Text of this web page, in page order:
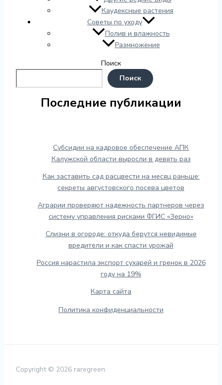
Каудексные растения
Советы по уходу
Полив и влажность
Размножение
Поиск
Поиск
Последние публикации
Субсидии на кадровое обеспечение АПК
Калужской области выросли в девять раз
Как заставить сад расцвести на месяц раньше:
секреты августовского посева цветов
Аграрии проверяют надежность партнеров через
систему управления рисками ФГИС «Зерно»
Слизни в огороде: откуда берутся невидимые
вредители и как спасти урожай
Россия нарастила экспорт сухарей и гренок в 2026
году на 19%
Карта сайта
Политика конфиденциальности
Copyright © 2026 raregreen.